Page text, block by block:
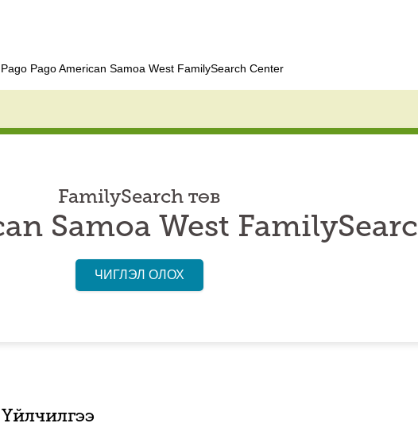
Pago Pago American Samoa West FamilySearch Center
FamilySearch төв
Samoa West
ЧИГЛЭЛ ОЛОХ
Үйлчилгээ